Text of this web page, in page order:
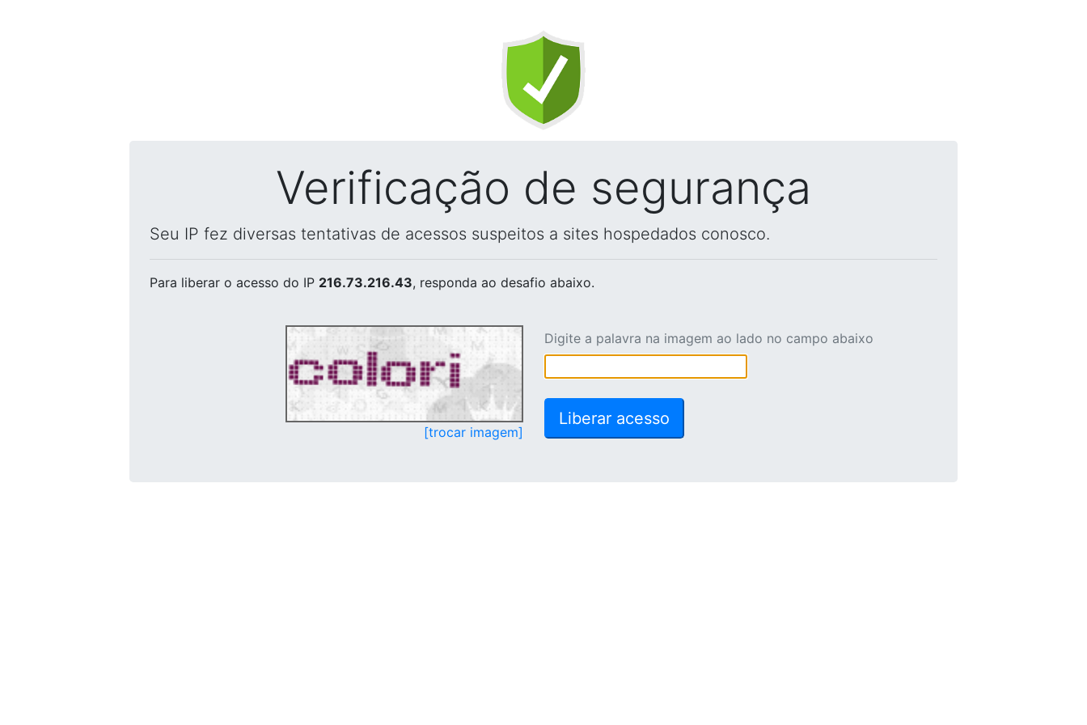
Verificação de segurança
Seu IP fez diversas tentativas de acessos suspeitos a sites hospedados conosco.
Para liberar o acesso do IP 216.73.216.43, responda ao desafio abaixo.
[trocar imagem]
Digite a palavra na imagem ao lado no campo abaixo